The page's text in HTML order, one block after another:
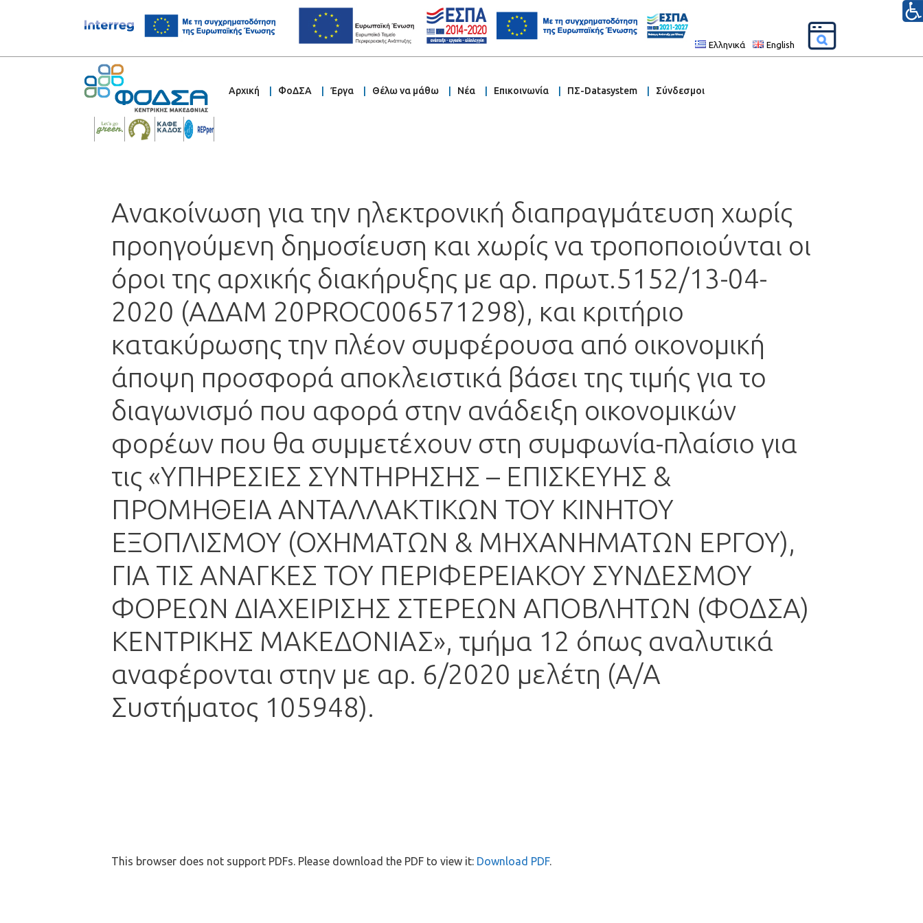
Ελληνικά English
Αρχική ΦοΔΣΑ Έργα Θέλω να μάθω Νέα Επικοινωνία ΠΣ-Datasystem Σύνδεσμοι
Ανακοίνωση για την ηλεκτρονική διαπραγμάτευση χωρίς
προηγούμενη δημοσίευση και χωρίς να τροποποιούνται οι
όροι της αρχικής διακήρυξης με αρ. πρωτ.5152/13-04-
2020 (ΑΔΑΜ 20PROC006571298), και κριτήριο
κατακύρωσης την πλέον συμφέρουσα από οικονομική
άποψη προσφορά αποκλειστικά βάσει της τιμής για το
διαγωνισμό που αφορά στην ανάδειξη οικονομικών
φορέων που θα συμμετέχουν στη συμφωνία-πλαίσιο για
τις «ΥΠΗΡΕΣΙΕΣ ΣΥΝΤΗΡΗΣΗΣ – ΕΠΙΣΚΕΥΗΣ &
ΠΡΟΜΗΘΕΙΑ ΑΝΤΑΛΛΑΚΤΙΚΩΝ ΤΟΥ ΚΙΝΗΤΟΥ
ΕΞΟΠΛΙΣΜΟΥ (ΟΧΗΜΑΤΩΝ & ΜΗΧΑΝΗΜΑΤΩΝ ΕΡΓΟΥ),
ΓΙΑ ΤΙΣ ΑΝΑΓΚΕΣ ΤΟΥ ΠΕΡΙΦΕΡΕΙΑΚΟΥ ΣΥΝΔΕΣΜΟΥ
ΦΟΡΕΩΝ ΔΙΑΧΕΙΡΙΣΗΣ ΣΤΕΡΕΩΝ ΑΠΟΒΛΗΤΩΝ (ΦΟΔΣΑ)
ΚΕΝΤΡΙΚΗΣ ΜΑΚΕΔΟΝΙΑΣ», τμήμα 12 όπως αναλυτικά
αναφέρονται στην με αρ. 6/2020 μελέτη (Α/Α
Συστήματος 105948).
This browser does not support PDFs. Please download the PDF to view it: Download PDF.